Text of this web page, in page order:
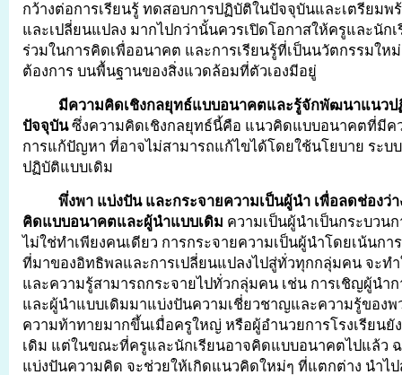
กว้างต่อการเรียนรู้ ทดสอบการปฏิบัติในปัจจุบันและเตรียมพ
และเปลี่ยนแปลง มากไปกว่านั้นควรเปิดโอกาสให้ครูและนัก
ร่วมในการคิดเพื่ออนาคต และการเรียนรู้ที่เป็นนวัตกรรมให
ต้องการ บนพื้นฐานของสิ่งแวดล้อมที่ตัวเองมีอยู่
มีความคิดเชิงกลยุทธ์แบบอนาคตและรู้จักพัฒนาแนวป
ปัจจุบันซึ่งความคิดเชิงกลยุทธ์นี้คือ แนวคิดแบบอนาคตที่มีค
การแก้ปัญหา ที่อาจไม่สามารถแก้ไขได้โดยใช้นโยบาย ระบ
ปฏิบัติแบบเดิม
พึ่งพา แบ่งปัน และกระจายความเป็นผู้นำ เพื่อลดช่องว่า
คิดแบบอนาคตและผู้นำแบบเดิม ความเป็นผู้นำเป็นกระบวน
ไม่ใช่ทำเพียงคนเดียว การกระจายความเป็นผู้นำโดยเน้นกา
ที่มาของอิทธิพลและการเปลี่ยนแปลงไปสู่ทั่วทุกกลุ่มคน จะท
และความรู้สามารถกระจายไปทั่วกลุ่มคน เช่น การเชิญผู้นำ
และผู้นำแบบเดิมมาแบ่งปันความเชี่ยวชาญและความรู้ของพ
ความท้าทายมากขึ้นเมื่อครูใหญ่ หรือผู้อำนวยการโรงเรียน
เดิม แต่ในขณะที่ครูและนักเรียนอาจคิดแบบอนาคตไปแล้ว
แบ่งปันความคิด จะช่วยให้เกิดแนวคิดใหม่ๆ ที่แตกต่าง นำไ